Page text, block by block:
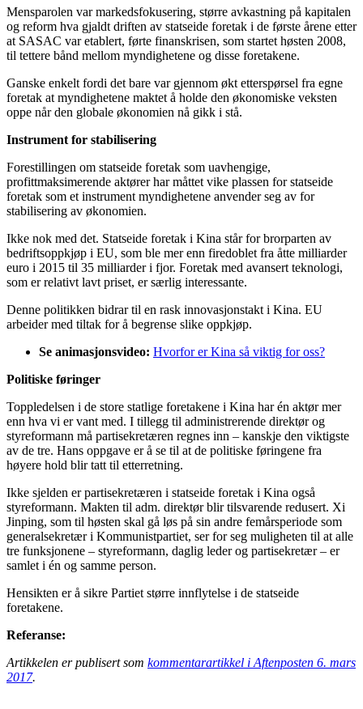
Mensparolen var markedsfokusering, større avkastning på kapitalen
og reform hva gjaldt driften av statseide foretak i de første årene etter
at SASAC var etablert, førte finanskrisen, som startet høsten 2008,
til tettere bånd mellom myndighetene og disse foretakene.
Ganske enkelt fordi det bare var gjennom økt etterspørsel fra egne
foretak at myndighetene maktet å holde den økonomiske veksten
oppe når den globale økonomien nå gikk i stå.
Instrument for stabilisering
Forestillingen om statseide foretak som uavhengige,
profittmaksimerende aktører har måttet vike plassen for statseide
foretak som et instrument myndighetene anvender seg av for
stabilisering av økonomien.
Ikke nok med det. Statseide foretak i Kina står for brorparten av
bedriftsoppkjøp i EU, som ble mer enn firedoblet fra åtte milliarder
euro i 2015 til 35 milliarder i fjor. Foretak med avansert teknologi,
som er relativt lavt priset, er særlig interessante.
Denne politikken bidrar til en rask innovasjonstakt i Kina. EU
arbeider med tiltak for å begrense slike oppkjøp.
Se animasjonsvideo: Hvorfor er Kina så viktig for oss?
Politiske føringer
Toppledelsen i de store statlige foretakene i Kina har én aktør mer
enn hva vi er vant med. I tillegg til administrerende direktør og
styreformann må partisekretæren regnes inn – kanskje den viktigste
av de tre. Hans oppgave er å se til at de politiske føringene fra
høyere hold blir tatt til etterretning.
Ikke sjelden er partisekretæren i statseide foretak i Kina også
styreformann. Makten til adm. direktør blir tilsvarende redusert. Xi
Jinping, som til høsten skal gå løs på sin andre femårsperiode som
generalsekretær i Kommunistpartiet, ser for seg muligheten til at alle
tre funksjonene – styreformann, daglig leder og partisekretær – er
samlet i én og samme person.
Hensikten er å sikre Partiet større innflytelse i de statseide
foretakene.
Referanse:
Artikkelen er publisert som kommentarartikkel i Aftenposten 6. mars
2017.